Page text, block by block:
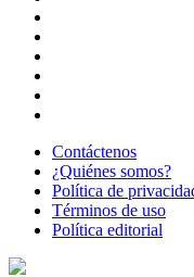
Contáctenos
¿Quiénes somos?
Política de
Términos de uso
Política editorial